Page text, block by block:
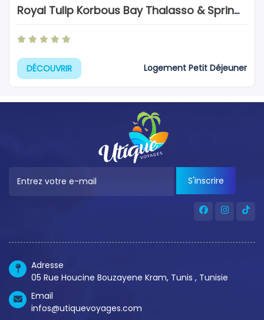
Royal Tulip Korbous Bay Thalasso & Springs
DÉCOUVRIR Logement Petit Déjeuner
S'inscrire
Adresse
05 Rue Houcine Bouzayene Kram, Tunis , Tunisie
Email
infos@utiquevoyages.com